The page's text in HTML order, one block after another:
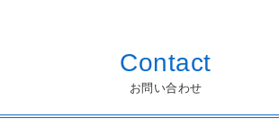
Contact
お問い合わせ